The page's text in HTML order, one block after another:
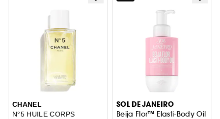
CHANEL
N°5 HUILE CORPS
SOL DE JANEIRO
Beija Flor™ Elasti-Body Oil